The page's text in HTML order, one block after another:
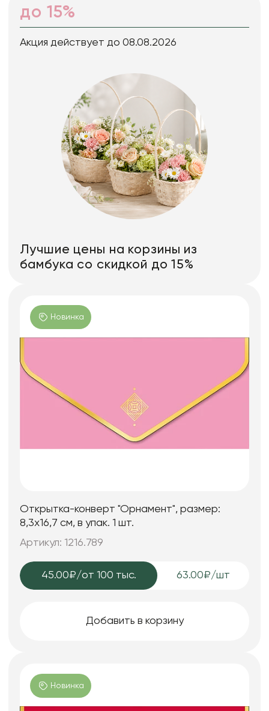
до 15%
Акция действует до 08.08.2026
Лучшие цены на корзины из
бамбука со скидкой до 15%
Новинка
Открытка-конверт "Орнамент", размер:
8,3х16,7 см, в упак. 1 шт.
Артикул: 1216.789
45.00₽/от 100 тыс. 63.00₽/шт
Добавить в корзину
Новинка